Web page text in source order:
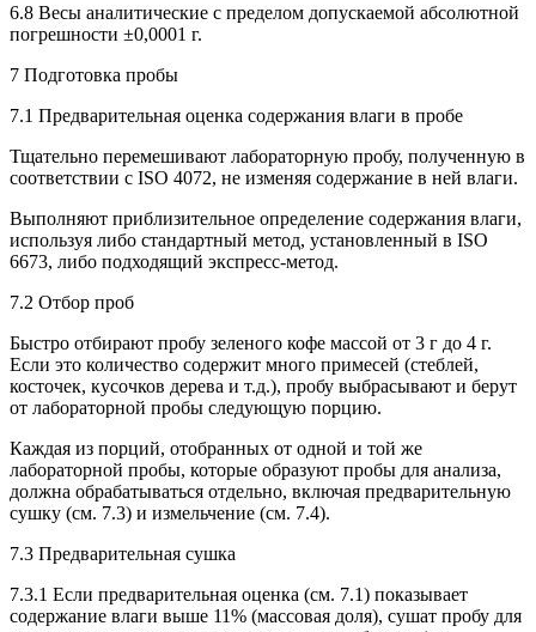
6.8 Весы аналитические с пределом допускаемой абсолютной
погрешности ±0,0001 г.
7 Подготовка пробы
7.1 Предварительная оценка содержания влаги в пробе
Тщательно перемешивают лабораторную пробу, полученную в
соответствии с ISO 4072, не изменяя содержание в ней влаги.
Выполняют приблизительное определение содержания влаги,
используя либо стандартный метод, установленный в ISO
6673, либо подходящий экспресс-метод.
7.2 Отбор проб
Быстро отбирают пробу зеленого кофе массой от 3 г до 4 г.
Если это количество содержит много примесей (стеблей,
косточек, кусочков дерева и т.д.), пробу выбрасывают и берут
от лабораторной пробы следующую порцию.
Каждая из порций, отобранных от одной и той же
лабораторной пробы, которые образуют пробы для анализа,
должна обрабатываться отдельно, включая предварительную
сушку (см. 7.3) и измельчение (см. 7.4).
7.3 Предварительная сушка
7.3.1 Если предварительная оценка (см. 7.1) показывает
содержание влаги выше 11% (массовая доля), сушат пробу для